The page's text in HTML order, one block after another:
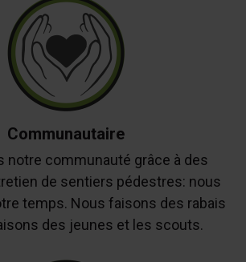
Communautaire
notre communauté grâce à des
de sentiers pédestres: nous
temps. Nous faisons des rabais
des jeunes et les scouts.